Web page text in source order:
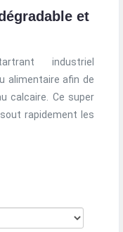
et
industriel
alimentaire afin de
calcaire. Ce super
rapidement les